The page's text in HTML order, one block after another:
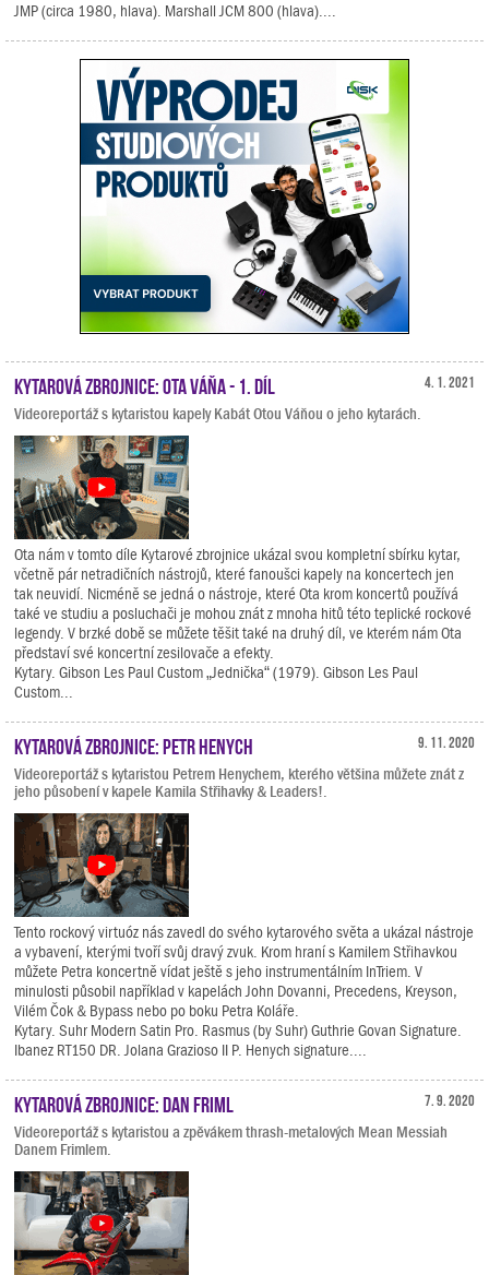
JMP (circa 1980, hlava). Marshall JCM 800 (hlava)....
4. 1. 2021
Kytarová zbrojnice: Ota Váňa - 1. díl
Videoreportáž s kytaristou kapely Kabát Otou Váňou o jeho kytarách.
Ota nám v tomto díle Kytarové zbrojnice ukázal svou kompletní sbírku kytar,
včetně pár netradičních nástrojů, které fanoušci kapely na koncertech jen
tak neuvidí. Nicméně se jedná o nástroje, které Ota krom koncertů používá
také ve studiu a posluchači je mohou znát z mnoha hitů této teplické rockové
legendy. V brzké době se můžete těšit také na druhý díl, ve kterém nám Ota
představí své koncertní zesilovače a efekty.
Kytary. Gibson Les Paul Custom „Jednička“ (1979). Gibson Les Paul
Custom...
9. 11. 2020
Kytarová zbrojnice: Petr Henych
Videoreportáž s kytaristou Petrem Henychem, kterého většina můžete znát z
jeho působení v kapele Kamila Střihavky & Leaders!.
Tento rockový virtuóz nás zavedl do svého kytarového světa a ukázal nástroje
a vybavení, kterými tvoří svůj dravý zvuk. Krom hraní s Kamilem Střihavkou
můžete Petra koncertně vídat ještě s jeho instrumentálním InTriem. V
minulosti působil například v kapelách John Dovanni, Precedens, Kreyson,
Vilém Čok & Bypass nebo po boku Petra Koláře.
Kytary. Suhr Modern Satin Pro. Rasmus (by Suhr) Guthrie Govan Signature.
Ibanez RT150 DR. Jolana Grazioso II P. Henych signature....
7. 9. 2020
Kytarová zbrojnice: Dan Friml
Videoreportáž s kytaristou a zpěvákem thrash-metalových Mean Messiah
Danem Frimlem.